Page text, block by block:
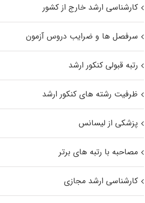
کارشناسی ارشد خارج از کشور
سرفصل ها و ضرایب دروس آزمون
رتبه قبولی کنکور ارشد
ظرفیت رشته های کنکور ارشد
پزشکی از لیسانس
مصاحبه با رتبه های برتر
کارشناسی ارشد مجازی